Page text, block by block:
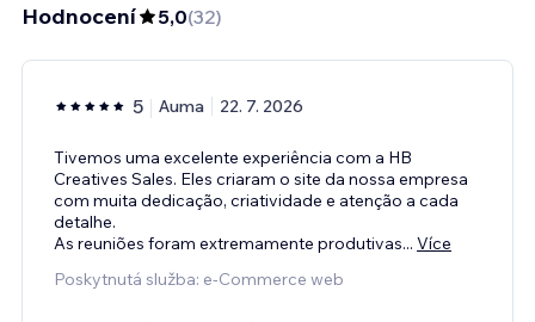
Hodnocení 5,0(32)
5 Auma 22. 7. 2026
Tivemos uma excelente experiência com a HB
Creatives Sales. Eles criaram o site da nossa empresa
com muita dedicação, criatividade e atenção a cada
detalhe.
As reuniões foram extremamente produtivas... Více
Poskytnutá služba: e‑Commerce web